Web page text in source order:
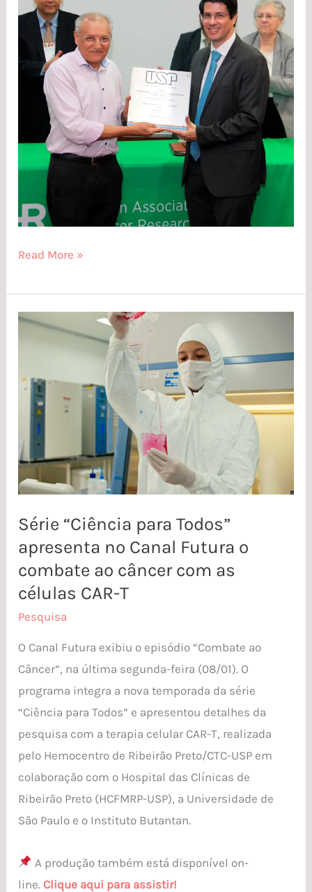
Read More »
Série “Ciência para Todos”
apresenta no Canal Futura o
combate ao câncer com as
células CAR-T
Pesquisa
O Canal Futura exibiu o episódio “Combate ao
Câncer”, na última segunda-feira (08/01). O
programa integra a nova temporada da série
“Ciência para Todos” e apresentou detalhes da
pesquisa com a terapia celular CAR-T, realizada
pelo Hemocentro de Ribeirão Preto/CTC-USP em
colaboração com o Hospital das Clínicas de
Ribeirão Preto (HCFMRP-USP), a Universidade de
São Paulo e o Instituto Butantan.
A produção também está disponível on-
line. Clique aqui para assistir!
Série
Todos”
apresenta
Canal
o
combate
câncer
com
as
células
CAR-
T